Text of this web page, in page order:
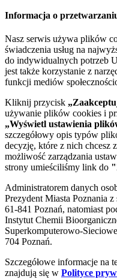
Informacja o
Nasz serwis używa plików
świadczenia usług na
do indywidualnych potrzeb
jest także korzystanie z
funkcji mediów
Kliknij przycisk
używanie plików cookies i
„Wyświetl ustawienia
szczegółowy opis typów
decyzję, które z nich chcesz
możliwość zarządzania
strony umieściliśmy link do
Administratorem danych
Prezydent Miasta Poznania
61-841 Poznań, natomiast
Instytut Chemii
Superkomputerowo-
704 Poznań.
Szczegółowe informacje na
znajdują się w Polityce